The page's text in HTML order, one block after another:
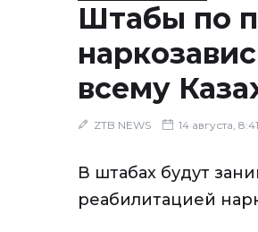
Штабы по
всему
ZTB NEWS 14 августа, 8:41
В штабах будут
реабилитацией